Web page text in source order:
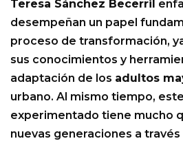
Teresa Sánchez Becerril
desempeñan un papel
proceso de transformación,
sus conocimientos y
adaptación de los adultos
urbano. Al mismo tiempo,
experimentado tiene mucho
nuevas generaciones a